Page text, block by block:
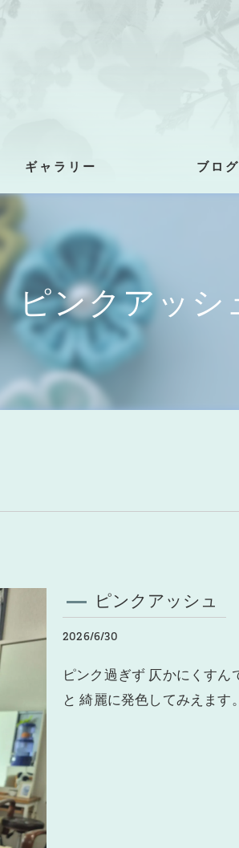
ギャラリー ブログ
ピンクアッシ
ピンクアッシュ
2026/6/30
ピンク過ぎず 仄かにくすん
と 綺麗に発色してみえます。